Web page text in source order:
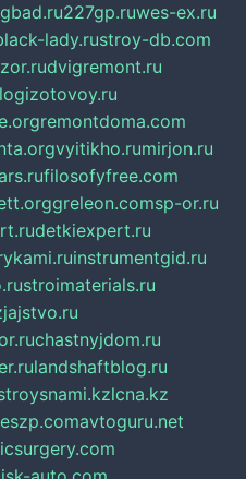
227gp.ruwes-ex.ru
lady.rustroy-db.com
dvigremont.ru
remontdoma.com
vyitikho.rumirjon.ru
filosofyfree.com
greleon.comsp-or.ru
detkiexpert.ru
instrumentgid.ru
stroimaterials.ru
chastnyjdom.ru
landshaftblog.ru
lcna.kz
avtoguru.net